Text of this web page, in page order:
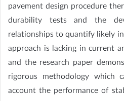
pavement design procedure
durability tests and the
relationships to quantify likely
approach is lacking in current
and the research paper
rigorous methodology
account the performance of